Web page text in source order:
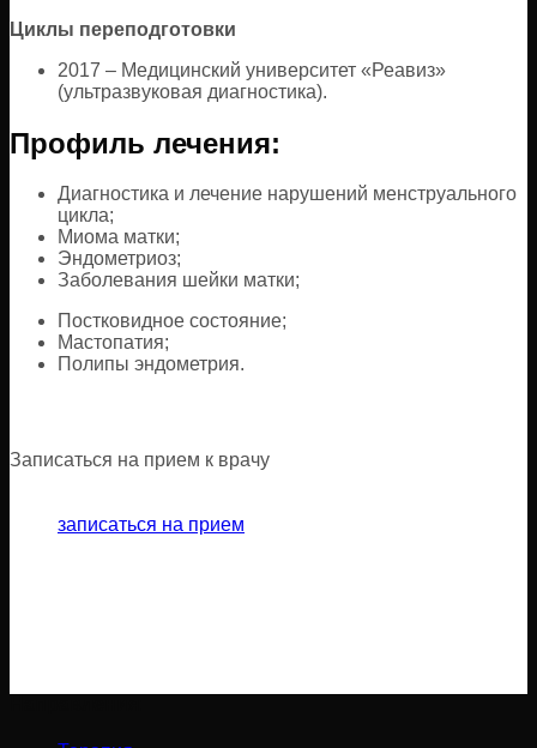
Циклы переподготовки
2017 – Медицинский университет «Реавиз»
(ультразвуковая диагностика).
Профиль лечения:
Диагностика и лечение нарушений менструального
цикла;
Миома матки;
Эндометриоз;
Заболевания шейки матки;
Постковидное состояние;
Мастопатия;
Полипы эндометрия.
Записаться на прием к врачу
записаться на прием